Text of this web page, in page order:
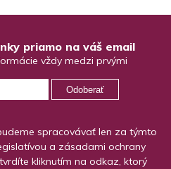
priamo na váš email
vždy medzi prvými
Odoberať
spracovávať len za týmto
a zásadami ochrany
kliknutím na odkaz, ktorý